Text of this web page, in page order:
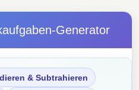
Generator
& Subtrahieren